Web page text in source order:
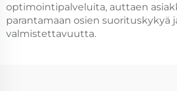
optimointipalveluita, auttaen
parantamaan osien suorituskykyä
valmistettavuutta.